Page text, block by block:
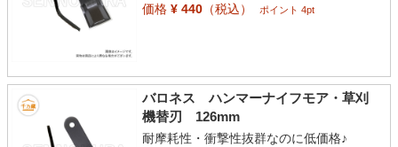
価格¥ 440（税込） ポイント 4pt
バロネス ハンマーナイフモア・草刈
機替刃 126mm
耐摩耗性・衝撃性抜群なのに低価格♪